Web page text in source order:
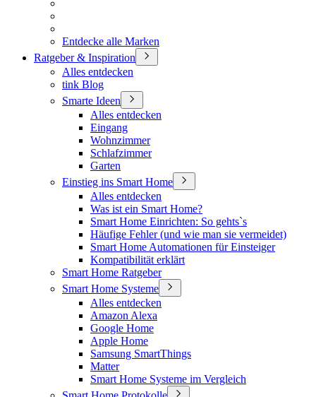
Entdecke alle Marken
Ratgeber & Inspiration
Alles entdecken
tink Blog
Smarte Ideen
Alles entdecken
Eingang
Wohnzimmer
Schlafzimmer
Garten
Einstieg ins Smart Home
Alles entdecken
Was ist ein Smart Home?
Smart Home Einrichten: So gehts`s
Häufige Fehler (und wie man sie vermeidet)
Smart Home Automationen für Einsteiger
Kompatibilität erklärt
Smart Home Ratgeber
Smart Home Systeme
Alles entdecken
Amazon Alexa
Google Home
Apple Home
Samsung SmartThings
Matter
Smart Home Systeme im Vergleich